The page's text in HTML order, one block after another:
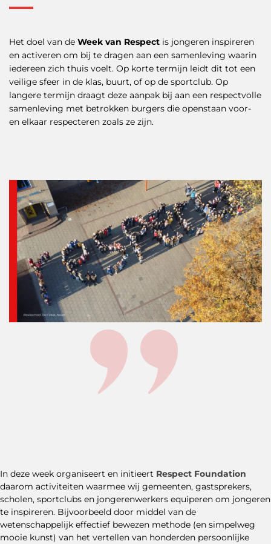
Het doel van de Week van Respect is jongeren inspireren
en activeren om bij te dragen aan een samenleving waarin
iedereen zich thuis voelt. Op korte termijn leidt dit tot een
veilige sfeer in de klas, buurt, of op de sportclub. Op
langere termijn draagt deze aanpak bij aan een respectvolle
samenleving met betrokken burgers die openstaan voor-
en elkaar respecteren zoals ze zijn.
In deze week organiseert en initieert Respect Foundation
daarom activiteiten waarmee wij gemeenten, gastsprekers,
scholen, sportclubs en jongerenwerkers equiperen om jongeren
te inspireren. Bijvoorbeeld door middel van de
wetenschappelijk effectief bewezen methode (en simpelweg
mooie kunst) van het vertellen van honderden persoonlijke